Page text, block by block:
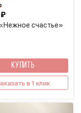
счастье»
КУПИТЬ
в 1 клик